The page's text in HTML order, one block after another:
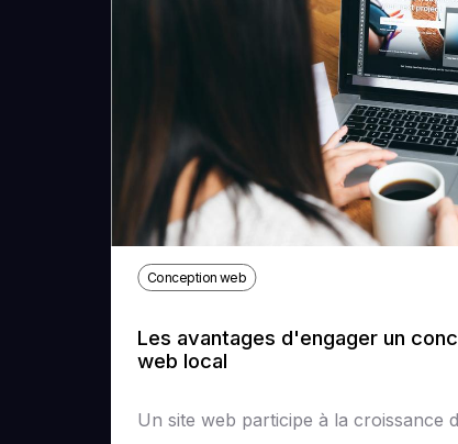
Conception web
Les avantages d'engager un
web local
Un site web participe à la croissance